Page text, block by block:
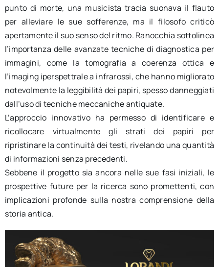
punto di morte, una musicista tracia suonava il flauto
per alleviare le sue sofferenze, ma il filosofo criticò
apertamente il suo senso del ritmo. Ranocchia sottolinea
l’importanza delle avanzate tecniche di diagnostica per
immagini, come la tomografia a coerenza ottica e
l’imaging iperspettrale a infrarossi, che hanno migliorato
notevolmente la leggibilità dei papiri, spesso danneggiati
dall’uso di tecniche meccaniche antiquate.
L’approccio innovativo ha permesso di identificare e
ricollocare virtualmente gli strati dei papiri per
ripristinare la continuità dei testi, rivelando una quantità
di informazioni senza precedenti.
Sebbene il progetto sia ancora nelle sue fasi iniziali, le
prospettive future per la ricerca sono promettenti, con
implicazioni profonde sulla nostra comprensione della
storia antica.